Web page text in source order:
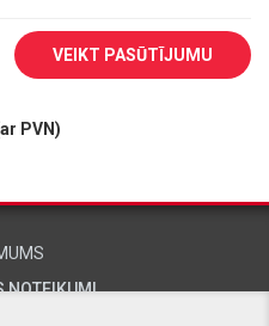
VEIKT PASŪTĪJUMU
PVN)
NOTEIKUMI